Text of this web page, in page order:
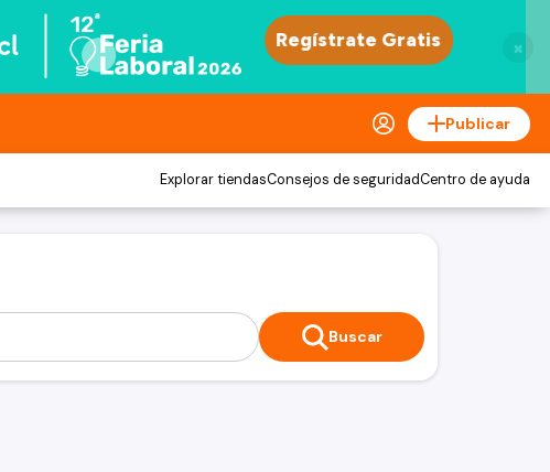
×
Publicar
Explorar tiendasConsejos de seguridadCentro de ayuda
Buscar